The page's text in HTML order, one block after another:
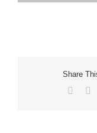
Share